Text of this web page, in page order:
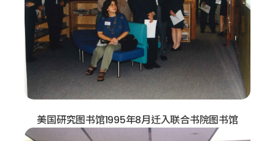
美国研究图书馆1995年8月迁入联合书院图书馆